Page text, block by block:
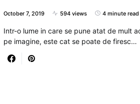
October 7, 2019 594 views 4 minute read
Intr-o lume in care se pune atat de mult
pe imagine, este cat se poate de firesc…